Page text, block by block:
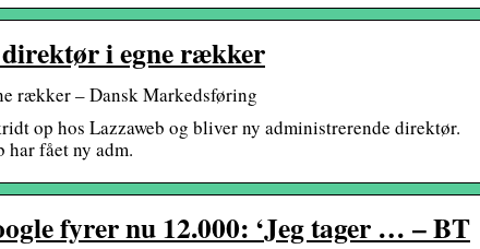
i egne rækker
rækker – Dansk Markedsføring
op hos Lazzaweb og bliver ny administrerende direktør.
har fået ny adm.
fyrer nu 12.000: ‘Jeg tager … – BT